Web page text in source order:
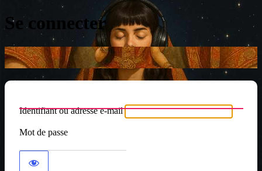
Se connecter
Identifiant ou adresse e-mail
Mot de passe